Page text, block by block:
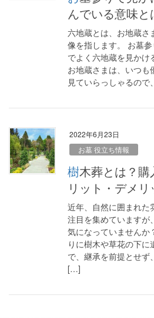
んでいる意味と
六地蔵とは、お地蔵さ
像を指します。 お墓
でよく六地蔵を見かけ
お地蔵さまは、いつも
見ていらっしゃるの
2022年6月23日
お墓 役立ち情報
樹木葬とは？購入前に知りたいメ
リット・デメ
近年、自然に囲まれた
注目を集めていますが
気になっていませんか
りに樹木や草花の下
で、継承を前提とせ
[…]